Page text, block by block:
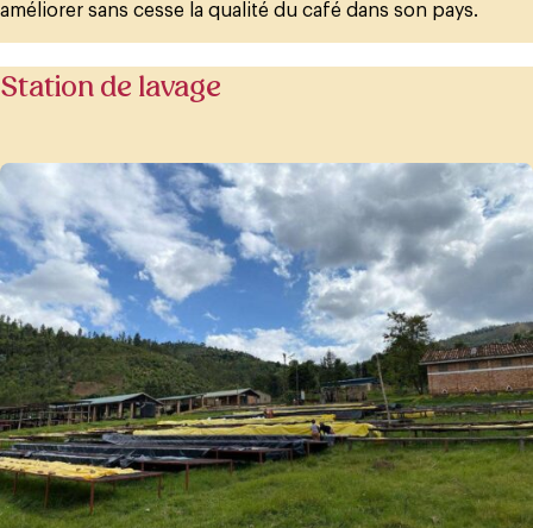
améliorer sans cesse la qualité du café dans son pays.
Station de lavage